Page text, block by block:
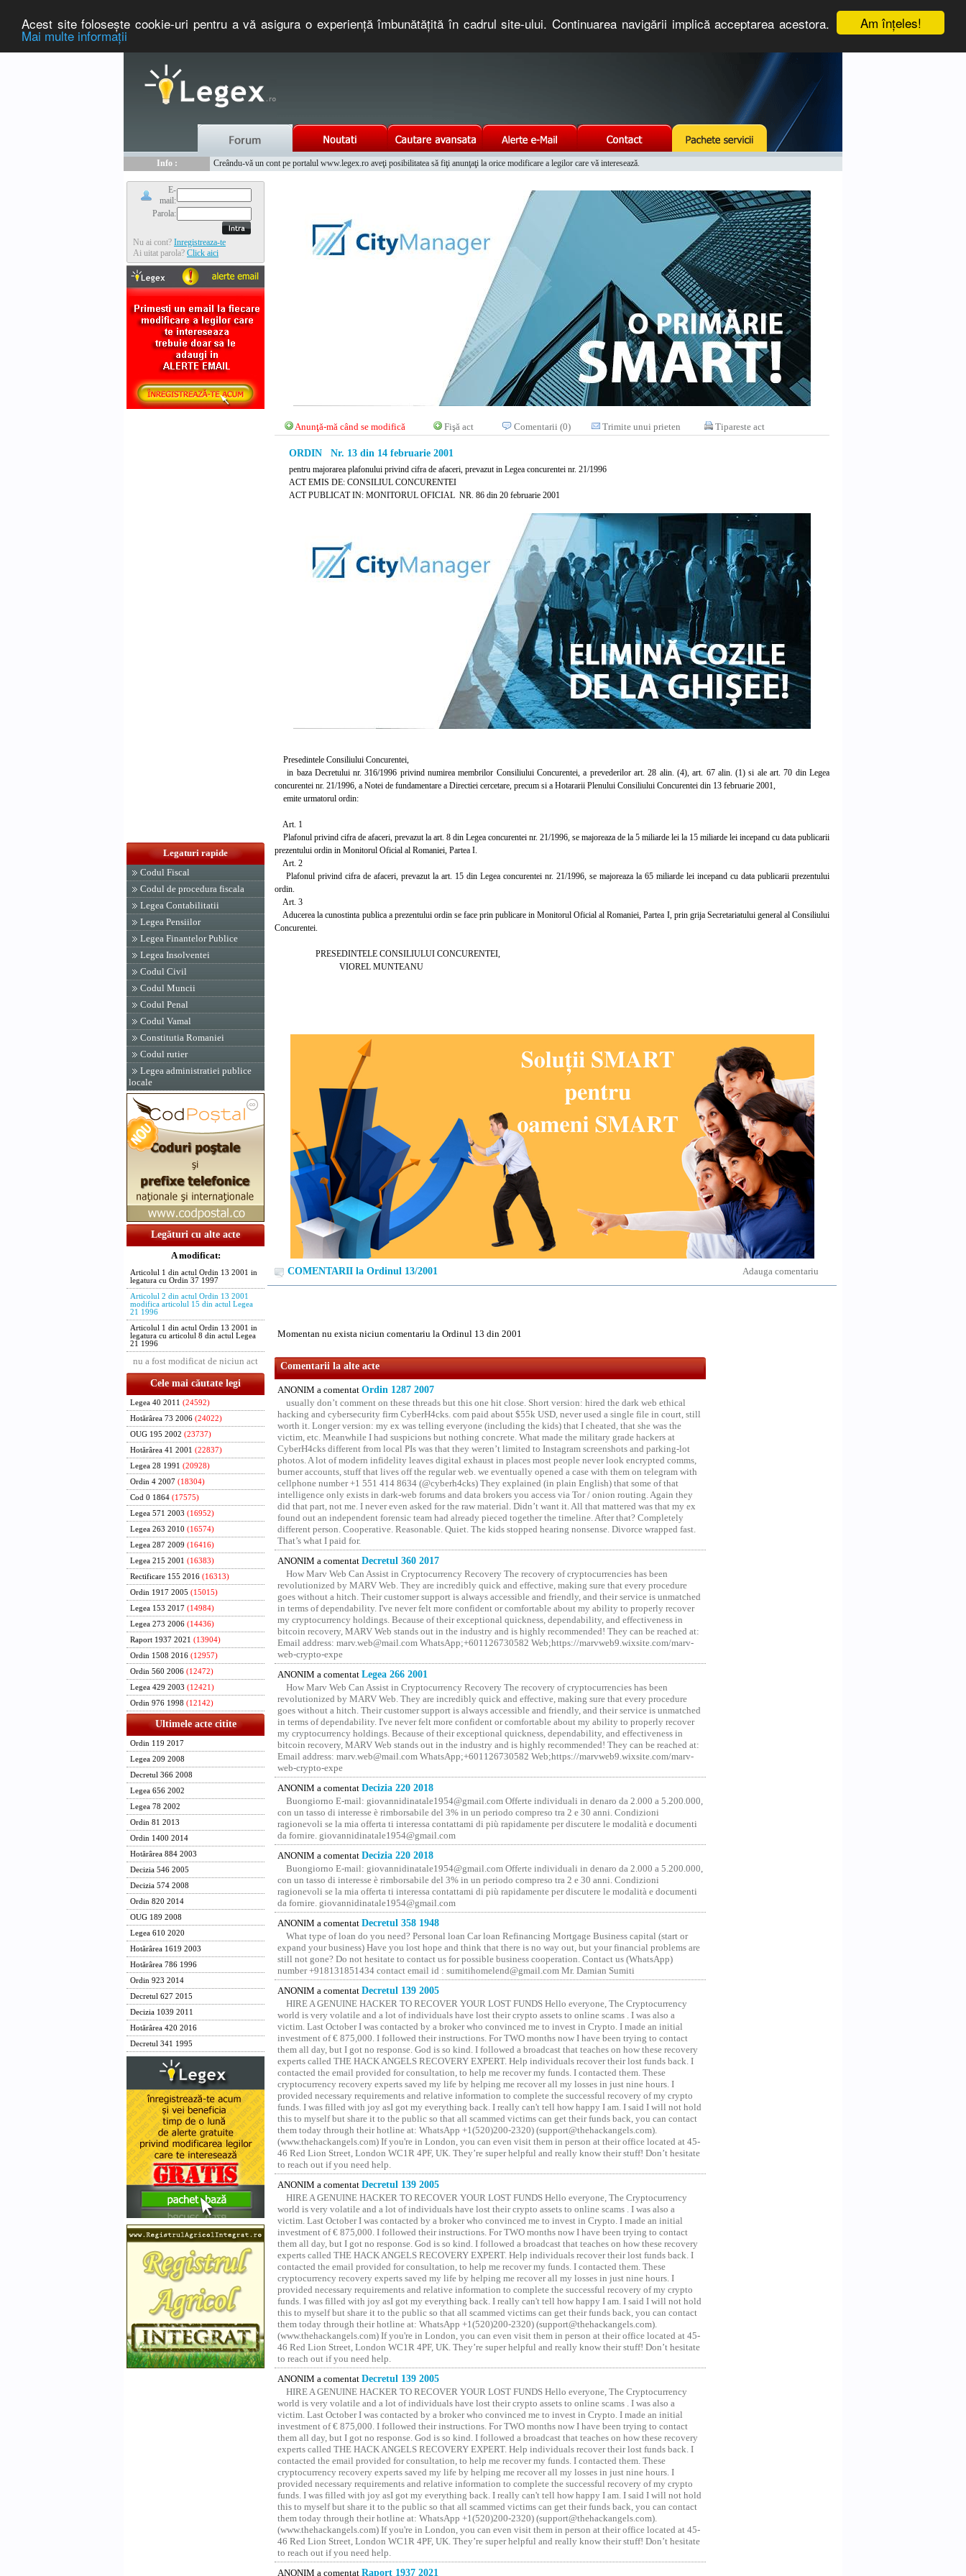
Am înţeles!
Acest site foloseşte cookie-uri pentru a vă asigura o experienţă îmbunătăţită în cadrul site-ului. Continuarea navigării implică acceptarea acestora.
Mai multe informaţii
Info :
Creându-vă un cont pe portalul www.legex.ro aveţi posibilitatea să fiţi anunţaţi la orice modificare a legilor care vă interesează.
E-
mail:
Parola:
Nu ai cont? Inregistreaza-te
Ai uitat parola? Click aici
Legaturi rapide
Codul Fiscal
Codul de procedura fiscala
Legea Contabilitatii
Legea Pensiilor
Legea Finantelor Publice
Legea Insolventei
Codul Civil
Codul Muncii
Codul Penal
Codul Vamal
Constitutia Romaniei
Codul rutier
Legea administratiei publice
locale
Legături cu alte acte
A modificat:
Articolul 1 din actul Ordin 13 2001 in
legatura cu Ordin 37 1997
Articolul 2 din actul Ordin 13 2001
modifica articolul 15 din actul Legea
21 1996
Articolul 1 din actul Ordin 13 2001 in
legatura cu articolul 8 din actul Legea
21 1996
nu a fost modificat de niciun act
Cele mai căutate legi
Legea 40 2011 (24592)
Hotărârea 73 2006 (24022)
OUG 195 2002 (23737)
Hotărârea 41 2001 (22837)
Legea 28 1991 (20928)
Ordin 4 2007 (18304)
Cod 0 1864 (17575)
Legea 571 2003 (16952)
Legea 263 2010 (16574)
Legea 287 2009 (16416)
Legea 215 2001 (16383)
Rectificare 155 2016 (16313)
Ordin 1917 2005 (15015)
Legea 153 2017 (14984)
Legea 273 2006 (14436)
Raport 1937 2021 (13904)
Ordin 1508 2016 (12957)
Ordin 560 2006 (12472)
Legea 429 2003 (12421)
Ordin 976 1998 (12142)
Ultimele acte citite
Ordin 119 2017
Legea 209 2008
Decretul 366 2008
Legea 656 2002
Legea 78 2002
Ordin 81 2013
Ordin 1400 2014
Hotărârea 884 2003
Decizia 546 2005
Decizia 574 2008
Ordin 820 2014
OUG 189 2008
Legea 610 2020
Hotărârea 1619 2003
Hotărârea 786 1996
Ordin 923 2014
Decretul 627 2015
Decizia 1039 2011
Hotărârea 420 2016
Decretul 341 1995
Anunţă-mă când se modifică Fişă act Comentarii (0) Trimite unui prieten Tipareste act
ORDIN Nr. 13 din 14 februarie 2001
pentru majorarea plafonului privind cifra de afaceri, prevazut in Legea concurentei nr. 21/1996
ACT EMIS DE: CONSILIUL CONCURENTEI
ACT PUBLICAT IN: MONITORUL OFICIAL NR. 86 din 20 februarie 2001
Presedintele Consiliului Concurentei,
in baza Decretului nr. 316/1996 privind numirea membrilor Consiliului Concurentei, a prevederilor art. 28 alin. (4), art. 67 alin. (1) si ale art. 70 din Legea
concurentei nr. 21/1996, a Notei de fundamentare a Directiei cercetare, precum si a Hotararii Plenului Consiliului Concurentei din 13 februarie 2001,
emite urmatorul ordin:
Art. 1
Plafonul privind cifra de afaceri, prevazut la art. 8 din Legea concurentei nr. 21/1996, se majoreaza de la 5 miliarde lei la 15 miliarde lei incepand cu data publicarii
prezentului ordin in Monitorul Oficial al Romaniei, Partea I.
Art. 2
Plafonul privind cifra de afaceri, prevazut la art. 15 din Legea concurentei nr. 21/1996, se majoreaza la 65 miliarde lei incepand cu data publicarii prezentului
ordin.
Art. 3
Aducerea la cunostinta publica a prezentului ordin se face prin publicare in Monitorul Oficial al Romaniei, Partea I, prin grija Secretariatului general al Consiliului
Concurentei.
PRESEDINTELE CONSILIULUI CONCURENTEI,
VIOREL MUNTEANU
Adauga comentariu
COMENTARII la Ordinul 13/2001
Momentan nu exista niciun comentariu la Ordinul 13 din 2001
Comentarii la alte acte
ANONIM a comentat Ordin 1287 2007
usually don’t comment on these threads but this one hit close. Short version: hired the dark web ethical
hacking and cybersecurity firm CyberH4cks. com paid about $55k USD, never used a single file in court, still
worth it. Longer version: my ex was telling everyone (including the kids) that I cheated, that she was the
victim, etc. Meanwhile I had suspicions but nothing concrete. What made the military grade hackers at
CyberH4cks different from local PIs was that they weren’t limited to Instagram screenshots and parking-lot
photos. A lot of modern infidelity leaves digital exhaust in places most people never look encrypted comms,
burner accounts, stuff that lives off the regular web. we eventually opened a case with them on telegram with
cellphone number +1 551 414 8634 (@cyberh4cks) They explained (in plain English) that some of that
intelligence only exists in dark-web forums and data brokers you access via Tor / onion routing. Again they
did that part, not me. I never even asked for the raw material. Didn’t want it. All that mattered was that my ex
found out an independent forensic team had already pieced together the timeline. After that? Completely
different person. Cooperative. Reasonable. Quiet. The kids stopped hearing nonsense. Divorce wrapped fast.
That’s what I paid for.
ANONIM a comentat Decretul 360 2017
How Marv Web Can Assist in Cryptocurrency Recovery The recovery of cryptocurrencies has been
revolutionized by MARV Web. They are incredibly quick and effective, making sure that every procedure
goes without a hitch. Their customer support is always accessible and friendly, and their service is unmatched
in terms of dependability. I've never felt more confident or comfortable about my ability to properly recover
my cryptocurrency holdings. Because of their exceptional quickness, dependability, and effectiveness in
bitcoin recovery, MARV Web stands out in the industry and is highly recommended! They can be reached at:
Email address: marv.web@mail.com WhatsApp;+601126730582 Web;https://marvweb9.wixsite.com/marv-
web-crypto-expe
ANONIM a comentat Legea 266 2001
How Marv Web Can Assist in Cryptocurrency Recovery The recovery of cryptocurrencies has been
revolutionized by MARV Web. They are incredibly quick and effective, making sure that every procedure
goes without a hitch. Their customer support is always accessible and friendly, and their service is unmatched
in terms of dependability. I've never felt more confident or comfortable about my ability to properly recover
my cryptocurrency holdings. Because of their exceptional quickness, dependability, and effectiveness in
bitcoin recovery, MARV Web stands out in the industry and is highly recommended! They can be reached at:
Email address: marv.web@mail.com WhatsApp;+601126730582 Web;https://marvweb9.wixsite.com/marv-
web-crypto-expe
ANONIM a comentat Decizia 220 2018
Buongiorno E-mail: giovannidinatale1954@­gmail.­com Offerte individuali in denaro da 2.000 a 5.200.000,
con un tasso di interesse è rimborsabile del 3% in un periodo compreso tra 2 e 30 anni. Condizioni
ragionevoli se la mia offerta ti interessa contattami di più rapidamente per discutere le modalità e documenti
da fornire. giovannidinatale1954@­gmail.­com
ANONIM a comentat Decizia 220 2018
Buongiorno E-mail: giovannidinatale1954@­gmail.­com Offerte individuali in denaro da 2.000 a 5.200.000,
con un tasso di interesse è rimborsabile del 3% in un periodo compreso tra 2 e 30 anni. Condizioni
ragionevoli se la mia offerta ti interessa contattami di più rapidamente per discutere le modalità e documenti
da fornire. giovannidinatale1954@­gmail.­com
ANONIM a comentat Decretul 358 1948
What type of loan do you need? Personal loan Car loan Refinancing Mortgage Business capital (start or
expand your business) Have you lost hope and think that there is no way out, but your financial problems are
still not gone? Do not hesitate to contact us for possible business cooperation. Contact us (WhatsApp)
number +918131851434 contact email id : sumitihomelend@gmail.com Mr. Damian Sumiti
ANONIM a comentat Decretul 139 2005
HIRE A GENUINE HACKER TO RECOVER YOUR LOST FUNDS Hello everyone, The Cryptocurrency
world is very volatile and a lot of individuals have lost their crypto assets to online scams . I was also a
victim. Last October I was contacted by a broker who convinced me to invest in Crypto. I made an initial
investment of € 875,000. I followed their instructions. For TWO months now I have been trying to contact
them all day, but I got no response. God is so kind. I followed a broadcast that teaches on how these recovery
experts called THE HACK ANGELS RECOVERY EXPERT. Help individuals recover their lost funds back. I
contacted the email provided for consultation, to help me recover my funds. I contacted them. These
cryptocurrency recovery experts saved my life by helping me recover all my losses in just nine hours. I
provided necessary requirements and relative information to complete the successful recovery of my crypto
funds. I was filled with joy asI got my everything back. I really can't tell how happy I am. I said I will not hold
this to myself but share it to the public so that all scammed victims can get their funds back, you can contact
them today through their hotline at: WhatsApp +1(520)200-2320) (support@thehackangels.com).
(www.thehackangels.com) If you're in London, you can even visit them in person at their office located at 45-
46 Red Lion Street, London WC1R 4PF, UK. They’re super helpful and really know their stuff! Don’t hesitate
to reach out if you need help.
ANONIM a comentat Decretul 139 2005
HIRE A GENUINE HACKER TO RECOVER YOUR LOST FUNDS Hello everyone, The Cryptocurrency
world is very volatile and a lot of individuals have lost their crypto assets to online scams . I was also a
victim. Last October I was contacted by a broker who convinced me to invest in Crypto. I made an initial
investment of € 875,000. I followed their instructions. For TWO months now I have been trying to contact
them all day, but I got no response. God is so kind. I followed a broadcast that teaches on how these recovery
experts called THE HACK ANGELS RECOVERY EXPERT. Help individuals recover their lost funds back. I
contacted the email provided for consultation, to help me recover my funds. I contacted them. These
cryptocurrency recovery experts saved my life by helping me recover all my losses in just nine hours. I
provided necessary requirements and relative information to complete the successful recovery of my crypto
funds. I was filled with joy asI got my everything back. I really can't tell how happy I am. I said I will not hold
this to myself but share it to the public so that all scammed victims can get their funds back, you can contact
them today through their hotline at: WhatsApp +1(520)200-2320) (support@thehackangels.com).
(www.thehackangels.com) If you're in London, you can even visit them in person at their office located at 45-
46 Red Lion Street, London WC1R 4PF, UK. They’re super helpful and really know their stuff! Don’t hesitate
to reach out if you need help.
ANONIM a comentat Decretul 139 2005
HIRE A GENUINE HACKER TO RECOVER YOUR LOST FUNDS Hello everyone, The Cryptocurrency
world is very volatile and a lot of individuals have lost their crypto assets to online scams . I was also a
victim. Last October I was contacted by a broker who convinced me to invest in Crypto. I made an initial
investment of € 875,000. I followed their instructions. For TWO months now I have been trying to contact
them all day, but I got no response. God is so kind. I followed a broadcast that teaches on how these recovery
experts called THE HACK ANGELS RECOVERY EXPERT. Help individuals recover their lost funds back. I
contacted the email provided for consultation, to help me recover my funds. I contacted them. These
cryptocurrency recovery experts saved my life by helping me recover all my losses in just nine hours. I
provided necessary requirements and relative information to complete the successful recovery of my crypto
funds. I was filled with joy asI got my everything back. I really can't tell how happy I am. I said I will not hold
this to myself but share it to the public so that all scammed victims can get their funds back, you can contact
them today through their hotline at: WhatsApp +1(520)200-2320) (support@thehackangels.com).
(www.thehackangels.com) If you're in London, you can even visit them in person at their office located at 45-
46 Red Lion Street, London WC1R 4PF, UK. They’re super helpful and really know their stuff! Don’t hesitate
to reach out if you need help.
ANONIM a comentat Raport 1937 2021